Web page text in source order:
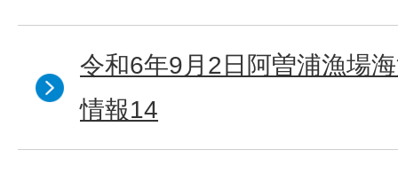
令和6年9月2日阿曽浦漁場
情報14